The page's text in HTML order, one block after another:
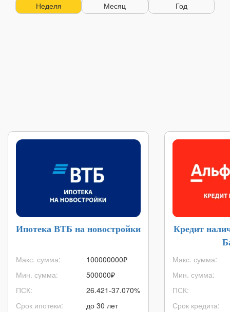
Неделя Месяц Год
Ипотека ВТБ на новостройки
Макс. сумма:
Мин. сумма:
ПСК:
Срок ипотеки:
100000000₽
500000₽
26.421-37.070%
до 30 лет
Кредит
Макс. сумма:
Мин. сумма:
ПСК:
Срок кредита: